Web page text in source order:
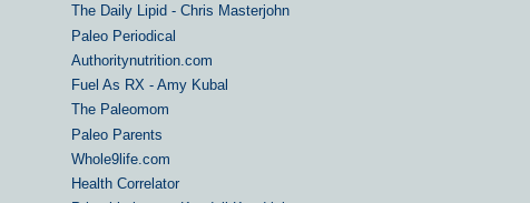
The Daily Lipid - Chris Masterjohn
Paleo Periodical
Authoritynutrition.com
Fuel As RX - Amy Kubal
The Paleomom
Paleo Parents
Whole9life.com
Health Correlator